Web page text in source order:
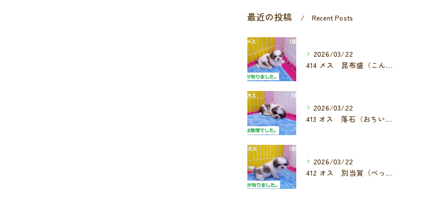
最近の投稿 Recent Posts
2026/03/22
414 メス 昆布盛（こんぶもり）
2026/03/22
413 オス 落石（おちいし）
2026/03/22
412 オス 別当賀（べっとが）